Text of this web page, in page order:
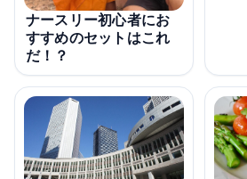
ナースリー初心者にお
すすめのセットはこれ
だ！？